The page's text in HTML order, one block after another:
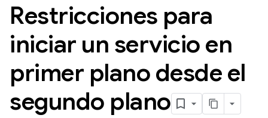
Restricciones para
iniciar un servicio en
primer plano desde el
segundo plano